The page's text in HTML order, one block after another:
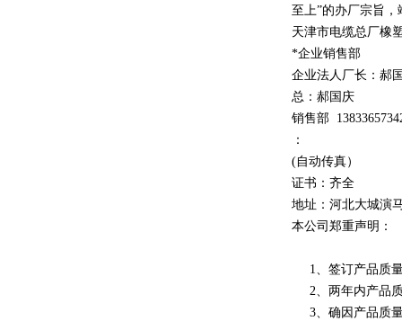
至上”的办厂宗旨，
天津市电缆总厂橡
*企业销售部
企业法人厂长：郝
总：郝国庆
销售部 13833
：
(自动传真）
证书：齐全
地址：河北大城演
本公司郑重声明：
1、签订产品质量
2、两年内产品质
3、确因产品质量